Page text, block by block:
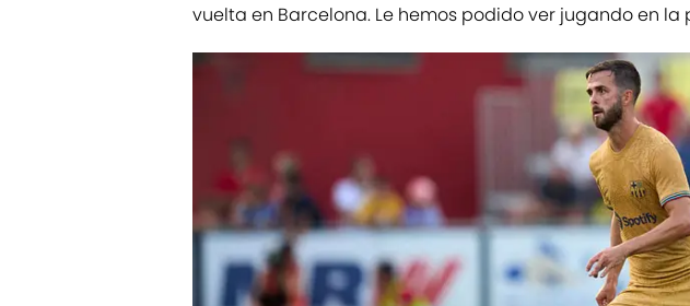
vuelta en Barcelona. Le hemos podido ver jugando en